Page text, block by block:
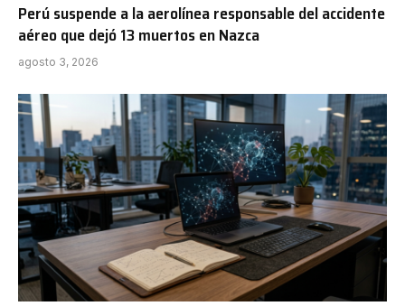
Perú suspende a la aerolínea responsable del accidente
aéreo que dejó 13 muertos en Nazca
agosto 3, 2026